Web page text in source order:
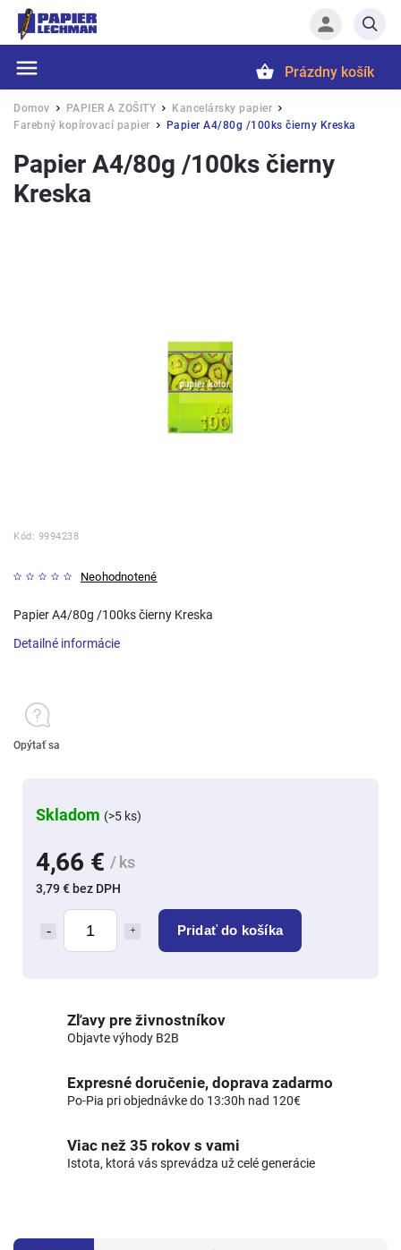
Prázdny košík
Domov / PAPIER A ZOŠITY / Kancelársky papier /
Farebný kopírovací papier / Papier A4/80g /100ks čierny Kreska
Papier A4/80g /100ks čierny
Kreska
Kód: 9994238
Neohodnotené
4,66 € / ks
3,79 € bez DPH
Pridať do košíka
Skladom (>5 ks)
Papier A4/80g /100ks čierny Kreska
Detailné informácie
Opýtať sa
Zľavy pre živnostníkov
Objavte výhody B2B
Expresné doručenie, doprava zadarmo
Po-Pia pri objednávke do 13:30h nad 120€
Viac než 35 rokov s vami
Istota, ktorá vás sprevádza už celé generácie